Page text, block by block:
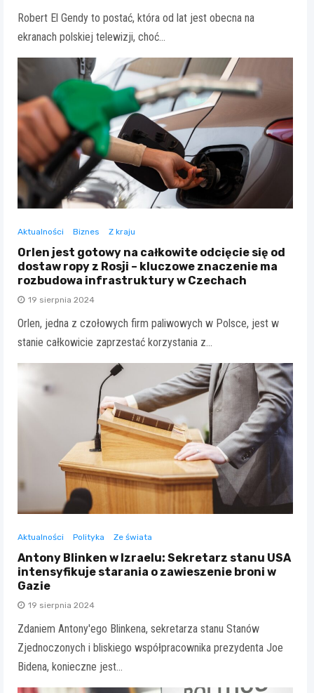
Robert El Gendy to postać, która od lat jest obecna na
ekranach polskiej telewizji, choć…
Aktualności Biznes Z kraju
Orlen jest gotowy na całkowite odcięcie się od
dostaw ropy z Rosji – kluczowe znaczenie ma
rozbudowa infrastruktury w Czechach
19 sierpnia 2024
Orlen, jedna z czołowych firm paliwowych w Polsce, jest w
stanie całkowicie zaprzestać korzystania z…
Aktualności Polityka Ze świata
Antony Blinken w Izraelu: Sekretarz stanu USA
intensyfikuje starania o zawieszenie broni w
Gazie
19 sierpnia 2024
Zdaniem Antony'ego Blinkena, sekretarza stanu Stanów
Zjednoczonych i bliskiego współpracownika prezydenta Joe
Bidena, konieczne jest…